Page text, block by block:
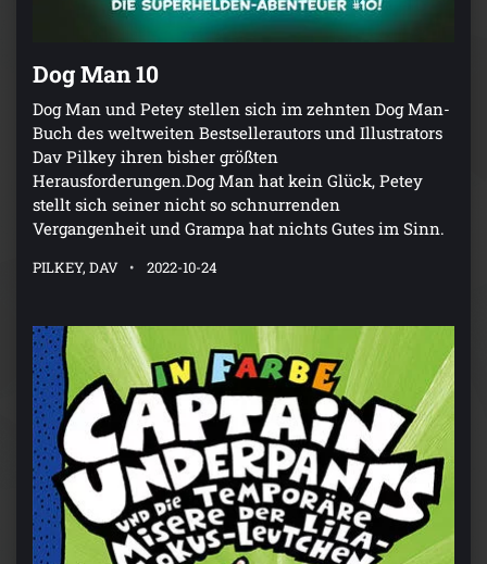
Dog Man 10
Dog Man und Petey stellen sich im zehnten Dog Man-
Buch des weltweiten Bestsellerautors und Illustrators
Dav Pilkey ihren bisher größten
Herausforderungen.Dog Man hat kein Glück, Petey
stellt sich seiner nicht so schnurrenden
Vergangenheit und Grampa hat nichts Gutes im Sinn.
PILKEY, DAV 2022-10-24